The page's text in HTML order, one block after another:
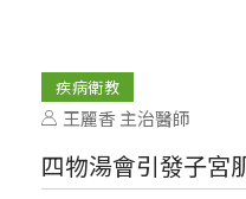
疾病衛教
王麗香 主治醫師
四物湯會引發子宮